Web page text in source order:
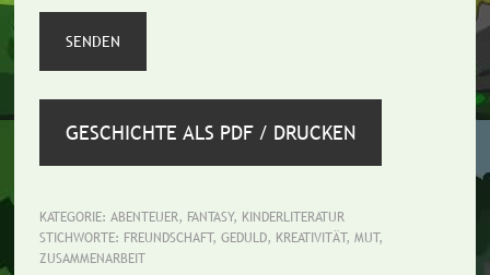
GESCHICHTE ALS PDF / DRUCKEN
KATEGORIE: ABENTEUER, FANTASY, KINDERLITERATUR
STICHWORTE: FREUNDSCHAFT, GEDULD, KREATIVITÄT, MUT,
ZUSAMMENARBEIT